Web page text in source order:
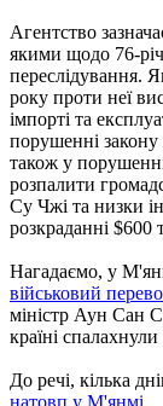
Агентство
якими щодо 76-
переслідування.
року проти неї
імпорті та
порушенні закону
також у
розпалити
Су Чжі та низки
розкраданні $600
Нагадаємо, у
військовий
міністр Аун Сан
країні
До речі, кілька
натовп у М'янмі.